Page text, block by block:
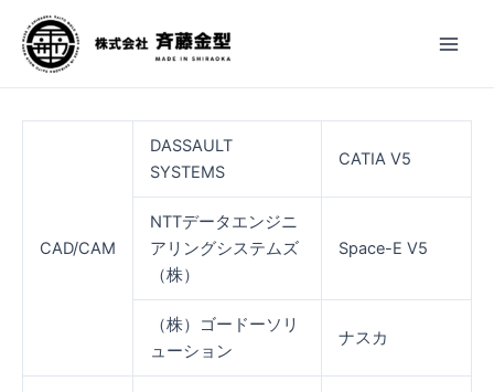
CAD/CAM
DASSAULT
SYSTEMS
CATIA V5
NTTデータエンジニ
アリングシステムズ
（株）
Space-E V5
（株）ゴードーソリ
ューション
ナスカ